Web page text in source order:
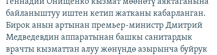
Геннадий Онищенко кызмат мөөнөтү аяктаганына
байланыштуу иштен кетип жатканы кабарланган.
Бирок анын артынан премьер-министр Дмитрий
Медведевдин аппаратынан башкы санитардык
врачты кызматтан алуу жөнүндө азырынча буйрук